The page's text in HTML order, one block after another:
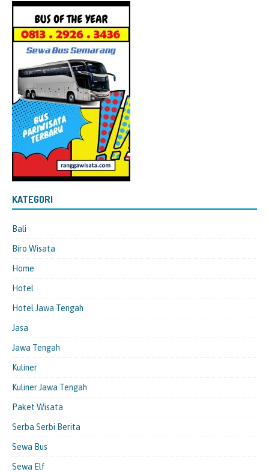
KATEGORI
Bali
Biro Wisata
Home
Hotel
Hotel Jawa Tengah
Jasa
Jawa Tengah
Kuliner
Kuliner Jawa Tengah
Paket Wisata
Serba Serbi Berita
Sewa Bus
Sewa Elf